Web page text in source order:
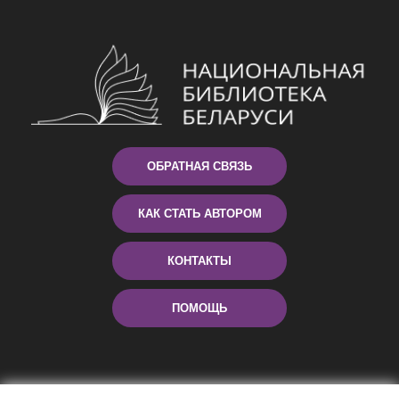
ОБРАТНАЯ СВЯЗЬ
КАК СТАТЬ АВТОРОМ
КОНТАКТЫ
ПОМОЩЬ